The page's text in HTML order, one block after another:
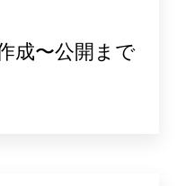
成〜公開まで